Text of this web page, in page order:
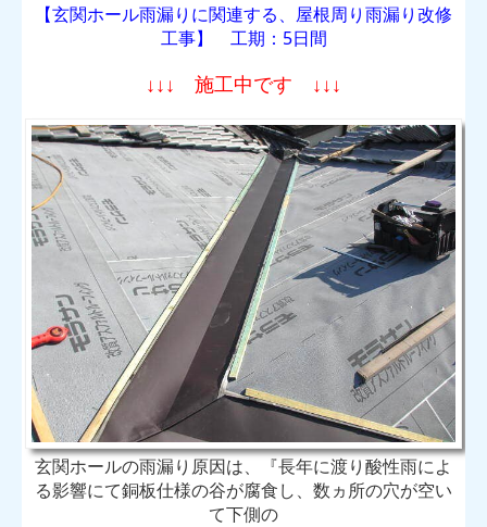
【玄関ホール雨漏りに関連する、屋根周り雨漏り改修
工事】 工期：5日間
↓↓↓ 施工中です ↓↓↓
玄関ホールの雨漏り原因は、『長年に渡り酸性雨によ
る影響にて銅板仕様の谷が腐食し、数ヵ所の穴が空い
て下側の